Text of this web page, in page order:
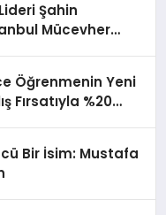
Şahin
Mücevher
Öğrenmenin Yeni
Fırsatıyla %20
Bir İsim: Mustafa